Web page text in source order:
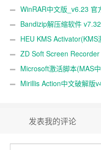
WinRAR中文版_v6.23 官
Bandizip解压缩软件
HEU KMS
ZD Soft Screen
Microsoft激活脚本(MAS
Mirillis Action中文破解版
发表我的评论